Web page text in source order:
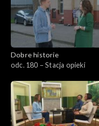
Dobre historie
odc. 180 – Stacja opieki